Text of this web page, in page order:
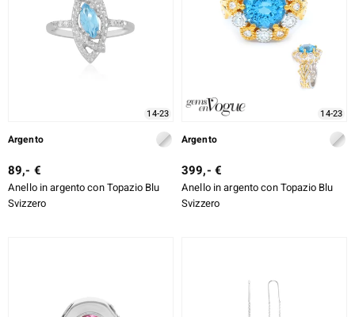
14-23
Argento
89,- €
Anello in argento con Topazio Blu
Svizzero
14-23
Argento
399,- €
Anello in argento con Topazio Blu
Svizzero